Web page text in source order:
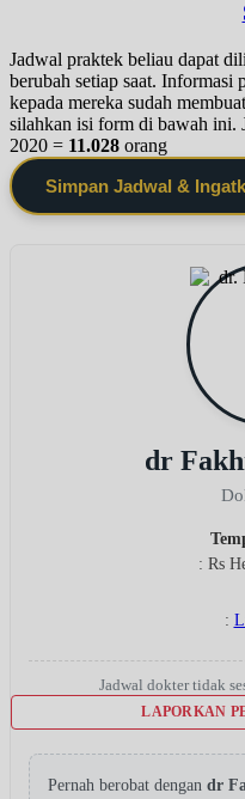
Jadwal praktek beliau dapat
berubah setiap saat. Informasi
kepada mereka sudah
silahkan isi form di bawah ini.
2020 = 11.028 orang
Simpan Jadwal &
dr
: Rs
:
Jadwal dokter tidak
LAPORKAN
Pernah berobat dengan dr